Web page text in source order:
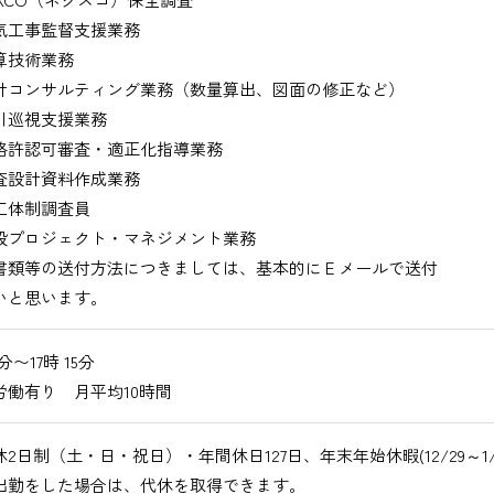
事監督支援業務
術業務
ンサルティング業務（数量算出、図面の修正など）
視支援業務
認可審査・適正化指導業務
計資料作成業務
制調査員
ロジェクト・マネジメント業務
等の送付方法につきましては、基本的にＥメールで送付
思います。
〜17時 15分
働有り 月平均10時間
2日制（土・日・祝日）・年間休日127日、年末年始休暇(12/29～
をした場合は、代休を取得できます。